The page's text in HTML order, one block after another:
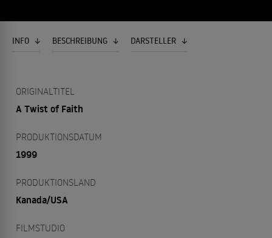
INFO BESCHREIBUNG DARSTELLER
ORIGINALTITEL
A Twist of Faith
PRODUKTIONSDATUM
1999
PRODUKTIONSLAND
Kanada/USA
FILMSTUDIO